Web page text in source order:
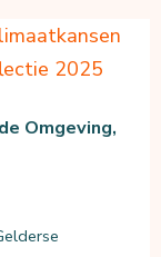
Omgeving,